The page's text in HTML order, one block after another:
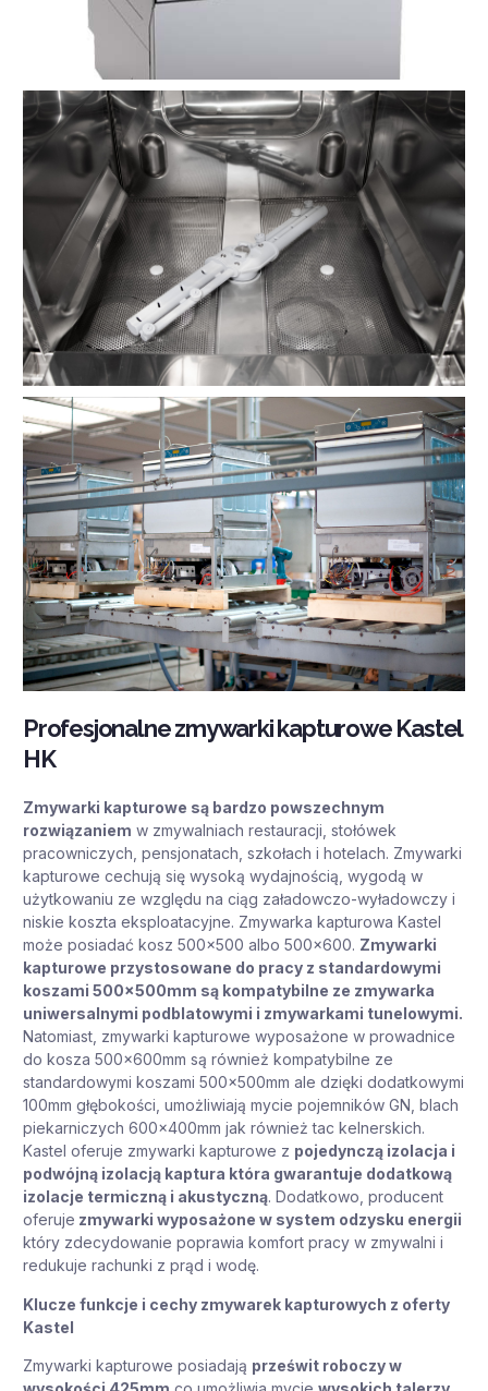
Profesjonalne zmywarki kapturowe Kastel
HK
Zmywarki kapturowe są bardzo powszechnym
rozwiązaniem w zmywalniach restauracji, stołówek
pracowniczych, pensjonatach, szkołach i hotelach. Zmywarki
kapturowe cechują się wysoką wydajnością, wygodą w
użytkowaniu ze względu na ciąg załadowczo-wyładowczy i
niskie koszta eksploatacyjne. Zmywarka kapturowa Kastel
może posiadać kosz 500×500 albo 500×600. Zmywarki
kapturowe przystosowane do pracy z standardowymi
koszami 500x500mm są kompatybilne ze zmywarka
uniwersalnymi podblatowymi i zmywarkami tunelowymi.
Natomiast, zmywarki kapturowe wyposażone w prowadnice
do kosza 500x600mm są również kompatybilne ze
standardowymi koszami 500x500mm ale dzięki dodatkowymi
100mm głębokości, umożliwiają mycie pojemników GN, blach
piekarniczych 600x400mm jak również tac kelnerskich.
Kastel oferuje zmywarki kapturowe z pojedynczą izolacja i
podwójną izolacją kaptura która gwarantuje dodatkową
izolacje termiczną i akustyczną. Dodatkowo, producent
oferuje zmywarki wyposażone w system odzysku energii
który zdecydowanie poprawia komfort pracy w zmywalni i
redukuje rachunki z prąd i wodę.
Klucze funkcje i cechy zmywarek kapturowych z oferty
Kastel
Zmywarki kapturowe posiadają prześwit roboczy w